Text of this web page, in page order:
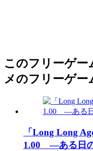
このフリーゲー
メのフリーゲー
「Long Long
1.00 ―ある日